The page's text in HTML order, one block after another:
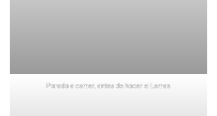
Parada a comer, antes de hacer el Lomas